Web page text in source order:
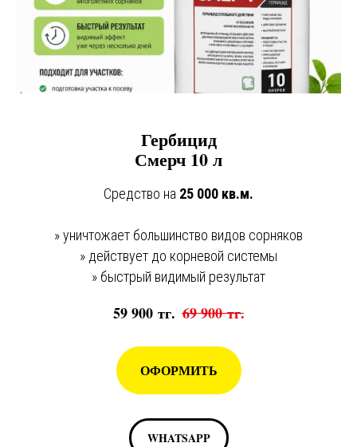
Гербицид
Смерч 10 л
Средство на 25 000 кв.м.
» уничтожает большинство видов сорняков
» действует до корневой системы
» быстрый видимый результат
59 900 тг. 69 900 тг.
ОФОРМИТЬ
WHATSAPP